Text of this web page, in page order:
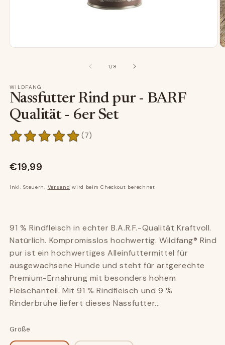
1 /von
8
WILDFANG
Nassfutter Rind pur - BARF
Qualität - 6er Set
(7)7
€19,99
Inkl. Steuern. Versand wird beim Checkout berechnet
91 % Rindfleisch in echter B.A.R.F.-Qualität Kraftvoll.
Natürlich. Kompromisslos hochwertig. Wildfang® Rind
pur ist ein hochwertiges Alleinfuttermittel für
ausgewachsene Hunde und steht für artgerechte
Premium-Ernährung mit besonders hohem
Fleischanteil. Mit 91 % Rindfleisch und 9 %
Rinderbrühe liefert dieses Nassfutter...
Größe